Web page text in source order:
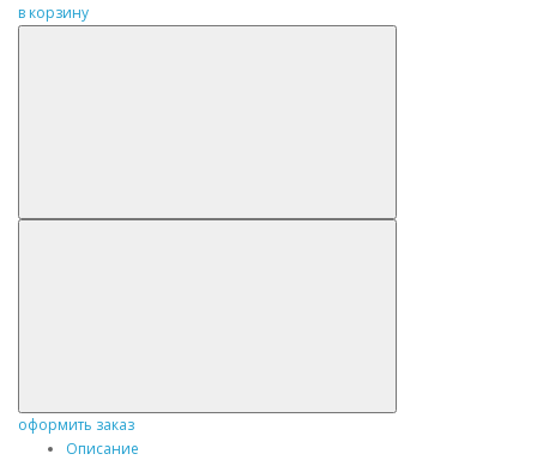
в корзину
оформить заказ
Описание